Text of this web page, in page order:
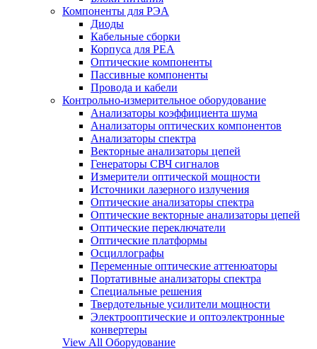
Компоненты для РЭА
Диоды
Кабельные сборки
Корпуса для РЕА
Оптические компоненты
Пассивные компоненты
Провода и кабели
Контрольно-измерительное оборудование
Анализаторы коэффициента шума
Анализаторы оптических компонентов
Анализаторы спектра
Векторные анализаторы цепей
Генераторы СВЧ сигналов
Измерители оптической мощности
Источники лазерного излучения
Оптические анализаторы спектра
Оптические векторные анализаторы цепей
Оптические переключатели
Оптические платформы
Осциллографы
Переменные оптические аттенюаторы
Портативные анализаторы спектра
Специальные решения
Твердотельные усилители мощности
Электрооптические и оптоэлектронные
конвертеры
View All Оборудование